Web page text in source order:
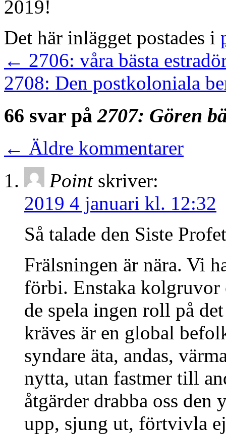
2019!
Det här inlägget postades i
← 2706: våra bästa
2708: Den postkoloniala
66 svar på2707: Gören
← Äldre kommentarer
Point skriver:
2019 4 januari kl. 12:32
Så talade den Siste
Frälsningen är nära. Vi
förbi. Enstaka kolgruvor
de spela ingen roll på
kräves är en global
syndare äta, andas,
nytta, utan fastmer till
åtgärder drabba oss den
upp, sjung ut, förtvivla